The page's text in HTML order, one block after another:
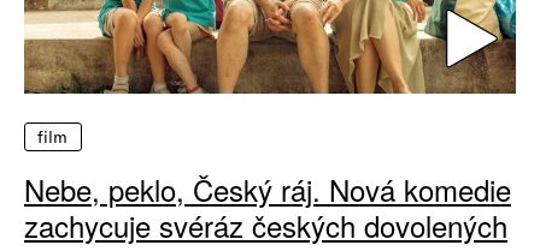
film
Nebe, peklo, Český ráj. Nová komedie
zachycuje svéráz českých dovolených